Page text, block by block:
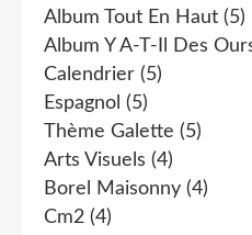
Album Tout En Haut (5)
Album Y A-T-Il Des
Calendrier (5)
Espagnol (5)
Thème Galette (5)
Arts Visuels (4)
Borel Maisonny (4)
Cm2 (4)